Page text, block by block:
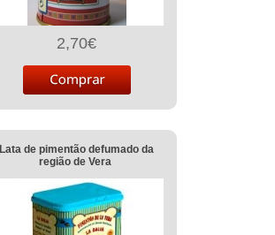
2,70€
Lata de pimentão defumado da
região de Vera